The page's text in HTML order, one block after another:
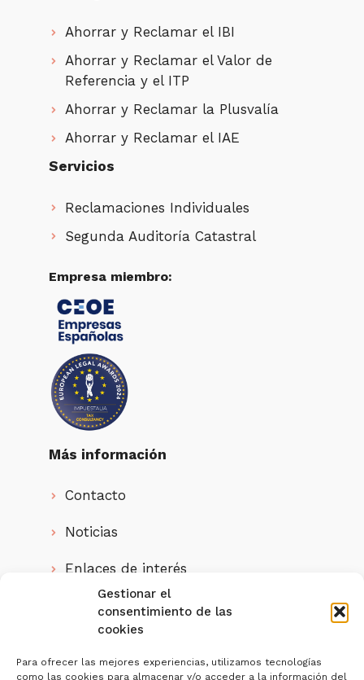
Gestionar el
consentimiento de las
cookies
Para ofrecer las mejores experiencias, utilizamos tecnologías
como las cookies para almacenar y/o acceder a la información del
Ahorrar y Reclamar el IBI
Ahorrar y Reclamar el Valor de
Referencia y el ITP
Ahorrar y Reclamar la Plusvalía
Ahorrar y Reclamar el IAE
Servicios
Reclamaciones Individuales
Segunda Auditoría Catastral
Empresa miembro:
Más información
Contacto
Noticias
Enlaces de interés
Quienes somos
IMPUESTALIA, S.L. ha sido beneficiariadel